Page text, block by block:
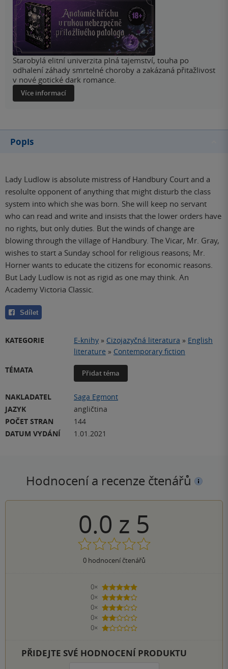
Starobylá elitní univerzita plná tajemství, touha po
odhalení záhady smrtelné choroby a zakázaná přitažlivost
v nové gotické dark romance.
Více informací
Popis
Lady Ludlow is absolute mistress of Handbury Court and a
resolulte opponent of anything that might disturb the class
system into which she was born. She will keep no servant
who can read and write and insists that the lower orders have
no rights, but only duties. But the winds of change are
blowing through the village of Handbury. The Vicar, Mr. Gray,
wishes to start a Sunday school for religious reasons; Mr.
Horner wants to educate the citizens for economic reasons.
But Lady Ludlow is not as rigid as one may think. An
Academy Victoria Classic.
Sdílet
KATEGORIE E-knihy » Cizojazyčná literatura » English
literature » Contemporary fiction
TÉMATA
Přidat téma
NAKLADATEL
Saga Egmont
JAZYK
angličtina
POČET STRAN
144
DATUM VYDÁNÍ
1.01.2021
Hodnocení a recenze čtenářů
0.0 z 5
0hodnocení čtenářů
0×
5 hvězdiček
0×
4 hvězdičky
0×
3 hvězdičky
0×
2 hvězdičky
0×
1 hvezdička
PŘIDEJTE SVÉ HODNOCENÍ PRODUKTU